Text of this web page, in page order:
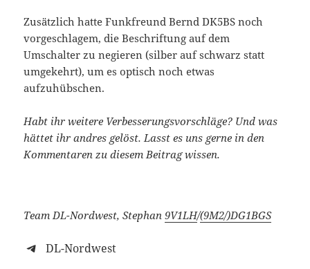
Zusätzlich hatte Funkfreund Bernd DK5BS noch
vorgeschlagem, die Beschriftung auf dem
Umschalter zu negieren (silber auf schwarz statt
umgekehrt), um es optisch noch etwas
aufzuhübschen.
Habt ihr weitere Verbesserungsvorschläge? Und was
hättet ihr andres gelöst. Lasst es uns gerne in den
Kommentaren zu diesem Beitrag wissen.
Team DL-Nordwest, Stephan9V1LH/(9M2/)DG1BGS
DL-Nordwest